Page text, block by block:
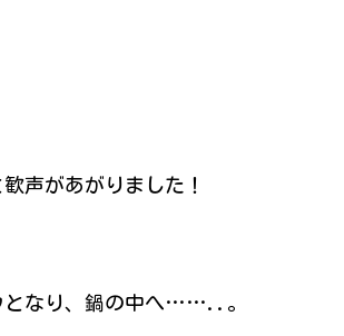
声があがりました！
となり、鍋の中へ……..。